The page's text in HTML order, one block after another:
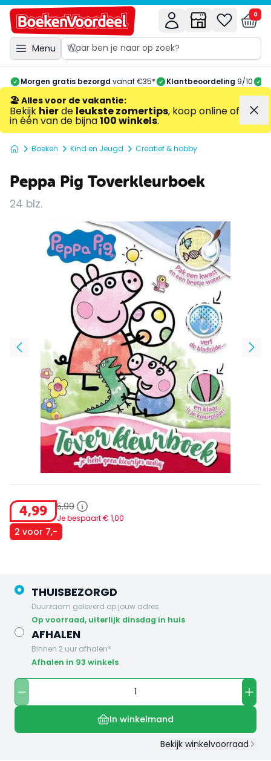
Menu
0
Morgen gratis bezorgd vanaf €35* Klantbeoordeling 9/10
🏖️ Alles voor de vakantie:
Bekijk hierde leukste zomertips, koop online of
in één van de bijna100 winkels.
Boeken Kind en Jeugd Creatief & hobby
Peppa Pig Toverkleurboek
24 blz.
4,99 5,99
Je bespaart € 1,00
2 voor 7,-
THUISBEZORGD
Duurzaam geleverd op jouw adres
op voorraad, uiterlijk dinsdag in huis
AFHALEN
Binnen 2 uur afhalen*
Afhalen in 93 winkels
In winkelmand
Bekijk winkelvoorraad